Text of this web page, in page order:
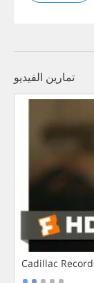
تمارين الفيديو
Cadillac